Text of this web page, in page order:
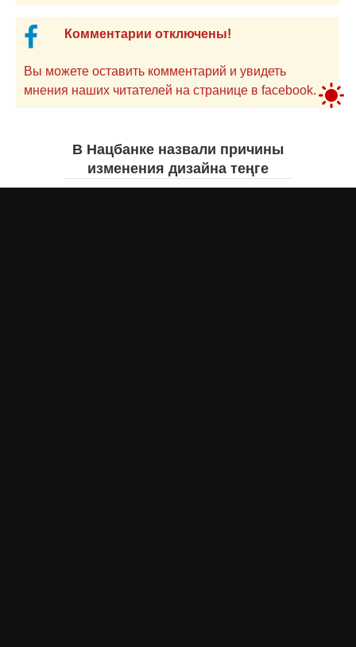
Комментарии отключены!
Вы можете оставить комментарий и увидеть
мнения наших читателей на странице в facebook.
В Нацбанке назвали причины
изменения дизайна теңге